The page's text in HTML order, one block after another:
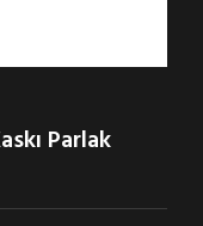
Parlak